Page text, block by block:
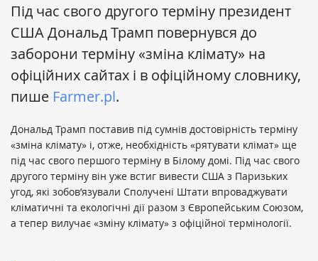
Під час свого другого терміну президент
США Дональд Трамп повернувся до
заборони терміну «зміна клімату» на
офіційних сайтах і в офіційному словнику,
пише Farmer.pl.
Дональд Трамп поставив під сумнів достовірність терміну
«зміна клімату» і, отже, необхідність «рятувати клімат» ще
під час свого першого терміну в Білому домі. Під час свого
другого терміну він уже встиг вивести США з Паризьких
угод, які зобов’язували Сполучені Штати впроваджувати
кліматичні та екологічні дії разом з Європейським Союзом,
а тепер вилучає «зміну клімату» з офіційної термінології.